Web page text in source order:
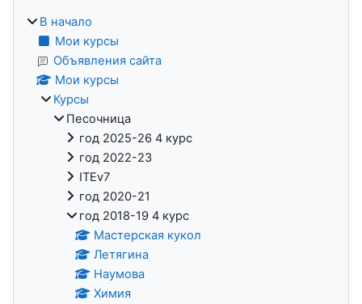
В начало
Мои курсы
Объявления сайта
Мои курсы
Курсы
Песочница
год 2025-26 4 курс
год 2022-23
ITEv7
год 2020-21
год 2018-19 4 курс
Мастерская кукол
Летягина
Наумова
Химия